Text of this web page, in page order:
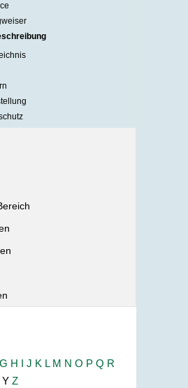
G H I J K L M N O P Q R
Y Z